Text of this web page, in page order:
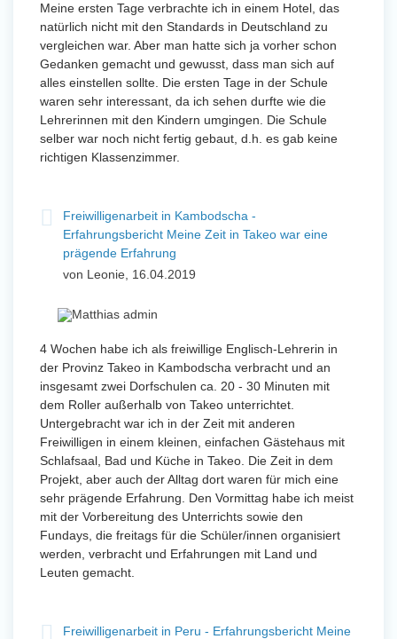
Meine ersten Tage verbrachte ich in einem Hotel, das
natürlich nicht mit den Standards in Deutschland zu
vergleichen war. Aber man hatte sich ja vorher schon
Gedanken gemacht und gewusst, dass man sich auf
alles einstellen sollte. Die ersten Tage in der Schule
waren sehr interessant, da ich sehen durfte wie die
Lehrerinnen mit den Kindern umgingen. Die Schule
selber war noch nicht fertig gebaut, d.h. es gab keine
richtigen Klassenzimmer.
Freiwilligenarbeit in Kambodscha -
Erfahrungsbericht Meine Zeit in Takeo war eine
prägende Erfahrung
von Leonie, 16.04.2019
4 Wochen habe ich als freiwillige Englisch-Lehrerin in
der Provinz Takeo in Kambodscha verbracht und an
insgesamt zwei Dorfschulen ca. 20 - 30 Minuten mit
dem Roller außerhalb von Takeo unterrichtet.
Untergebracht war ich in der Zeit mit anderen
Freiwilligen in einem kleinen, einfachen Gästehaus mit
Schlafsaal, Bad und Küche in Takeo. Die Zeit in dem
Projekt, aber auch der Alltag dort waren für mich eine
sehr prägende Erfahrung. Den Vormittag habe ich meist
mit der Vorbereitung des Unterrichts sowie den
Fundays, die freitags für die Schüler/innen organisiert
werden, verbracht und Erfahrungen mit Land und
Leuten gemacht.
Freiwilligenarbeit in Peru - Erfahrungsbericht Meine